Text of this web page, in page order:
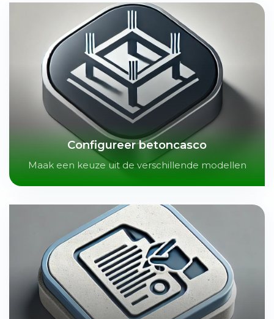
Configureer betoncasco
Maak een keuze uit de verschillende modellen